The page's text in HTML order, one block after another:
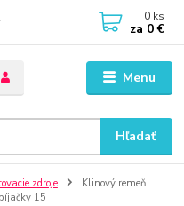
Menu
Hľadať
0 ks
za 0 €
zdroje
Klinový remeň
15